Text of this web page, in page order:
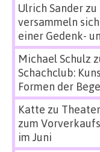
Ulrich Sanderzu
versammeln
einer Gedenk-
Michael Schulz
Schachclub:
Formen der
Katte zu
zum
im Juni